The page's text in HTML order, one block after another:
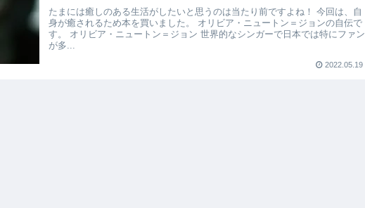
たまには癒しのある生活がしたいと思うのは当たり前ですよね！ 今回は、自
身が癒されるため本を買いました。 オリビア・ニュートン＝ジョンの自伝で
す。 オリビア・ニュートン＝ジョン 世界的なシンガーで日本では特にファン
が多...
2022.05.19